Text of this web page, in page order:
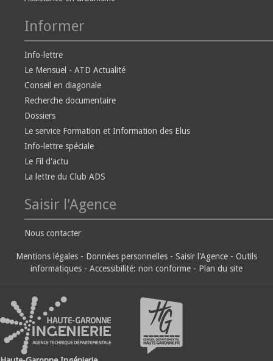
Informer
Info-lettre
Le Mensuel - ATD Actualité
Conseil en diagonale
Recherche documentaire
Dossiers
Le service Formation et Information des Elus
Info-lettre spéciale
Le Fil d'actu
La lettre du Club ADS
Saisir l'Agence
Nous contacter
Mentions légales - Données personnelles - Saisir l'Agence - Outils
informatiques - Accessibilité: non conforme - Plan du site